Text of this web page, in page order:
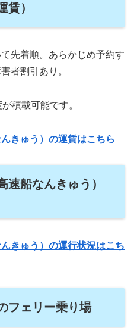
賃）
先着順。あらかじめ予約す
者割引あり。
積載可能です。
きゅう）の運賃はこちら
速船なんきゅう）
きゅう）の運行状況はこち
フェリー乗り場